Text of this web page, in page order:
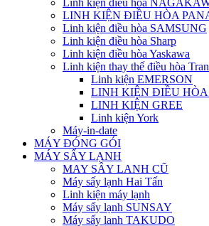
Linh kiện điều hòa
LINH KIỆN ĐIỀU HÒA
Linh kiện điều hòa SAMSUNG
Linh kiện điều hòa Sharp
Linh kiện điều hòa Yaskawa
Linh kiện thay thế điều hòa
Linh kiện EMERSON
LINH KIỆN ĐIỀU HÒA
LINH KIỆN GREE
Linh kiện York
Máy-in-date
MÁY ĐÓNG GÓI
MÁY SẤY LẠNH
MAY SÂY LANH CŨ
Máy sấy lạnh Hai Tấn
Linh kiện máy lạnh
Máy sấy lạnh SUNSAY
Máy sấy lanh TAKUDO